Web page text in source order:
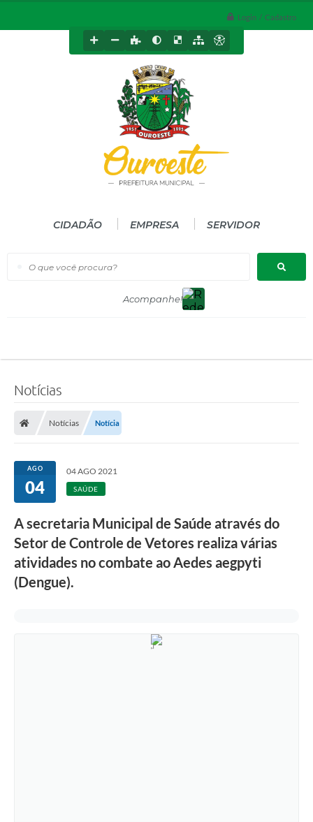
Login / Cadastro
O que você procura?
CIDADÃO EMPRESA SERVIDOR
Notícias
Notícias Notícia
AGO
04
04 AGO 2021
SAÚDE
A secretaria Municipal de Saúde através do
Setor de Controle de Vetores realiza várias
atividades no combate ao Aedes aegpyti
(Dengue).